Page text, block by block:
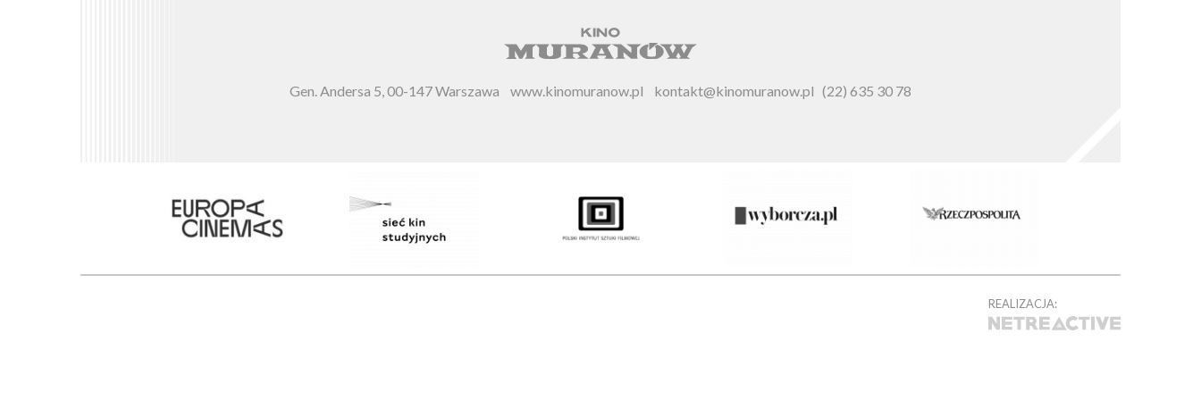
Gen. Andersa 5, 00-147 Warszawa www.kinomuranow.pl kontakt@kinomuranow.pl (22) 635 30 78
REALIZACJA: